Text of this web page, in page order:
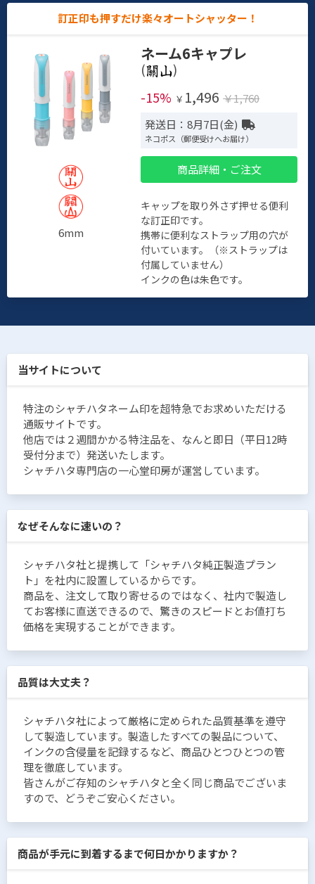
訂正印も押すだけ楽々オートシャッター！
6mm
ネーム6キャプレ
(
)
-15% ￥ 1,496 ￥1,760
発送日：8月7日(金)
ネコポス（郵便受けへお届け）
商品詳細・ご注文
キャップを取り外さず押せる便利
な訂正印です。
携帯に便利なストラップ用の穴が
付いています。（※ストラップは
付属していません）
インクの色は朱色です。
当サイトについて
特注のシャチハタネーム印を超特急でお求めいただける
通販サイトです。
他店では２週間かかる特注品を、なんと即日（平日12時
受付分まで）発送いたします。
シャチハタ専門店の一心堂印房が運営しています。
なぜそんなに速いの？
シャチハタ社と提携して「シャチハタ純正製造プラン
ト」を社内に設置しているからです。
商品を、注文して取り寄せるのではなく、社内で製造し
てお客様に直送できるので、驚きのスピードとお値打ち
価格を実現することができます。
品質は大丈夫？
シャチハタ社によって厳格に定められた品質基準を遵守
して製造しています。製造したすべての製品について、
インクの含侵量を記録するなど、商品ひとつひとつの管
理を徹底しています。
皆さんがご存知のシャチハタと全く同じ商品でございま
すので、どうぞご安心ください。
商品が手元に到着するまで何日かかりますか？